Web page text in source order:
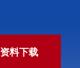
资料下载